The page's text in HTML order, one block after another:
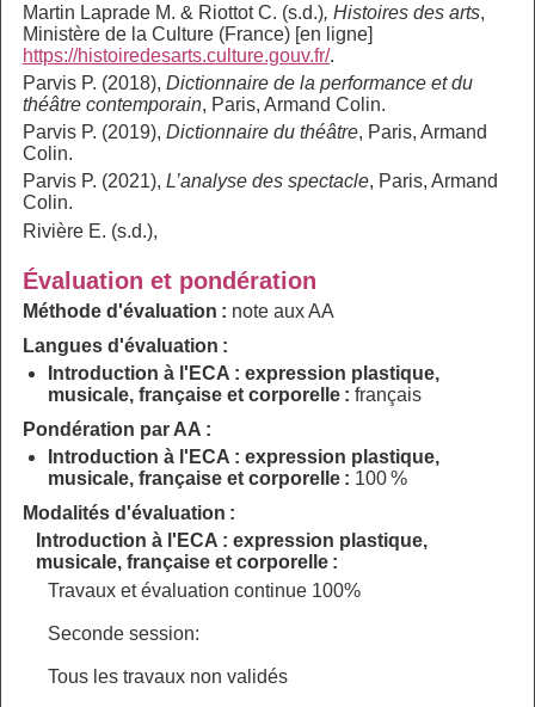
Martin Laprade M. & Riottot C. (s.d.), Histoires des arts,
Ministère de la Culture (France) [en ligne]
https://histoiredesarts.culture.gouv.fr/.
Parvis P. (2018), Dictionnaire de la performance et du
théâtre contemporain, Paris, Armand Colin.
Parvis P. (2019), Dictionnaire du théâtre, Paris, Armand
Colin.
Parvis P. (2021), L’analyse des spectacle, Paris, Armand
Colin.
Rivière E. (s.d.),
Évaluation et pondération
Méthode d'évaluation : note aux AA
Langues d'évaluation :
Introduction à l'ECA : expression plastique,
musicale, française et corporelle :français
Pondération par AA :
Introduction à l'ECA : expression plastique,
musicale, française et corporelle : 100 %
Modalités d'évaluation :
Introduction à l'ECA : expression plastique,
musicale, française et corporelle :
Travaux et évaluation continue 100%
Seconde session:
Tous les travaux non validés